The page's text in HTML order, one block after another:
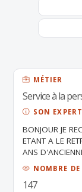
MÉTIER
Service à la
SON
BONJOUR JE
ETANT A LE
ANS
. J'AI D'AUTRES
VENDEUSE EN
ENTREPRISE
NOMBRE DE
147